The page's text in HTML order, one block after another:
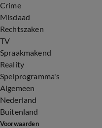
Crime
Misdaad
Rechtszaken
TV
Spraakmakend
Reality
Spelprogramma's
Algemeen
Nederland
Buitenland
Voorwaarden